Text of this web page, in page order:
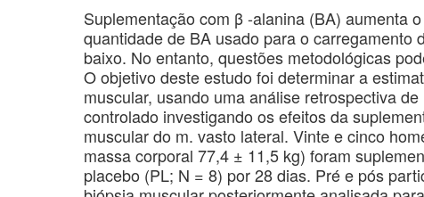
Suplementação com β -alanina (BA) aumenta
quantidade de BA usado para o carregamento
baixo. No entanto, questões metodológicas
O objetivo deste estudo foi determinar a
muscular, usando uma análise retrospectiva
controlado investigando os efeitos da
muscular do m. vasto lateral. Vinte e cinco
massa corporal 77,4 ± 11,5 kg) foram
placebo (PL; N = 8) por 28 dias. Pré e pós